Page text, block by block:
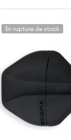
En rupture de stock